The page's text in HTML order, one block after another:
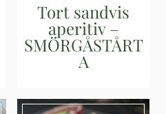
Tort sandvis
aperitiv –
SMÖRGÅSTÅRT
A